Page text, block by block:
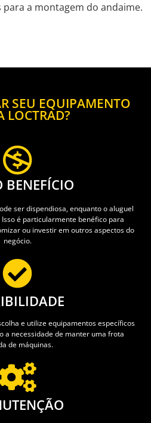
a montagem do andaime.
SEU EQUIPAMENTO
LOCTRAD?
BENEFÍCIO
ser dispendiosa, enquanto o aluguel
é particularmente benéfico para
ou investir em outros aspectos do
negócio.
e utilize equipamentos específicos
a necessidade de manter uma frota
de máquinas.